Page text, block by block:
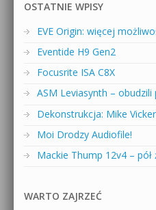
OSTATNIE WPISY
EVE Origin: więcej
Eventide H9 Gen2
Focusrite ISA C8X
ASM Leviasynth – obudzili
Dekonstrukcja: Mike
Moi Drodzy Audiofile!
Mackie Thump 12v4 –
WARTO ZAJRZEĆ